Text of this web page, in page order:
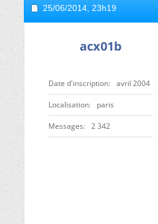
25/06/2014, 23h19
acx01b
Date d'inscription avril 2004
Localisation paris
Messages 2 342